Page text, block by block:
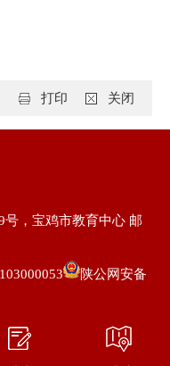
关闭
打印
，宝鸡市教育中心 邮
陕公网安备